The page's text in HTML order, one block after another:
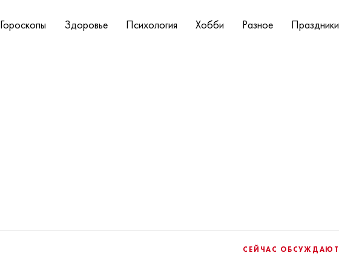
Гороскопы Здоровье Психология Хобби Разное Праздники
СЕЙЧАС ОБСУЖДАЮТ